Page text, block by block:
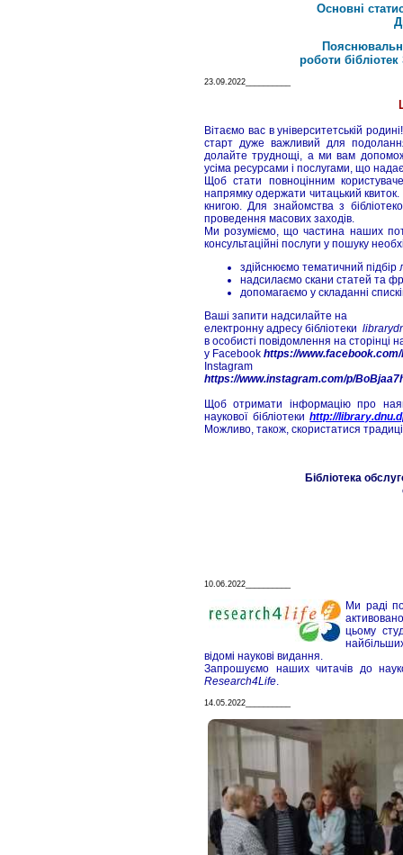
Основні
роботи
23.09.2022__________
Вітаємо вас в університетській
старт дуже важливий для
долайте труднощі, а ми вам
усіма ресурсами і послугами, що надає
Щоб стати повноцінним
напрямку одержати читацький
книгою. Для знайомства з
проведення масових заходів.
Ми розуміємо, що частина наших
консультаційні послуги у пошуку
здійснюємо тематичний підбір
надсилаємо скани статей та
допомагаємо у складанні
Ваші запити надсилайте на
електронну адресу бібліотеки
в особисті повідомлення на сторінці
у Facebook https://
Instagram
https://www.instagram.com/p/
Щоб отримати інформацію про
наукової бібліотекиhttp://
Можливо, також, скористатися
Бібліотека
10.06.2022__________
Ми раді
цьому
відомі наукові видання.
Запрошуємо наших читачів до
Research4Life.
14.05.2022__________